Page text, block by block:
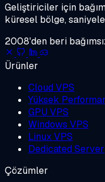
Geliştiriciler için
küresel bölge,
2008'den beri
Ürünler
Cloud VPS
Yüksek
GPU VPS
Windows VPS
Linux VPS
Dedicated Server
Çözümler